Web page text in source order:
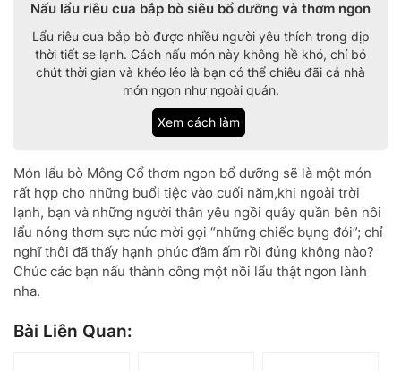
Nấu lẩu riêu cua bắp bò siêu bổ dưỡng và thơm ngon
Lẩu riêu cua bắp bò được nhiều người yêu thích trong dịp
thời tiết se lạnh. Cách nấu món này không hề khó, chỉ bỏ
chút thời gian và khéo léo là bạn có thể chiêu đãi cả nhà
món ngon như ngoài quán.
Xem cách làm
Món lẩu bò Mông Cổ thơm ngon bổ dưỡng sẽ là một món
rất hợp cho những buổi tiệc vào cuối năm,khi ngoài trời
lạnh, bạn và những người thân yêu ngồi quây quần bên nồi
lẩu nóng thơm sực nức mời gọi “những chiếc bụng đói”; chỉ
nghĩ thôi đã thấy hạnh phúc đầm ấm rồi đúng không nào?
Chúc các bạn nấu thành công một nồi lẩu thật ngon lành
nha.
Bài Liên Quan: